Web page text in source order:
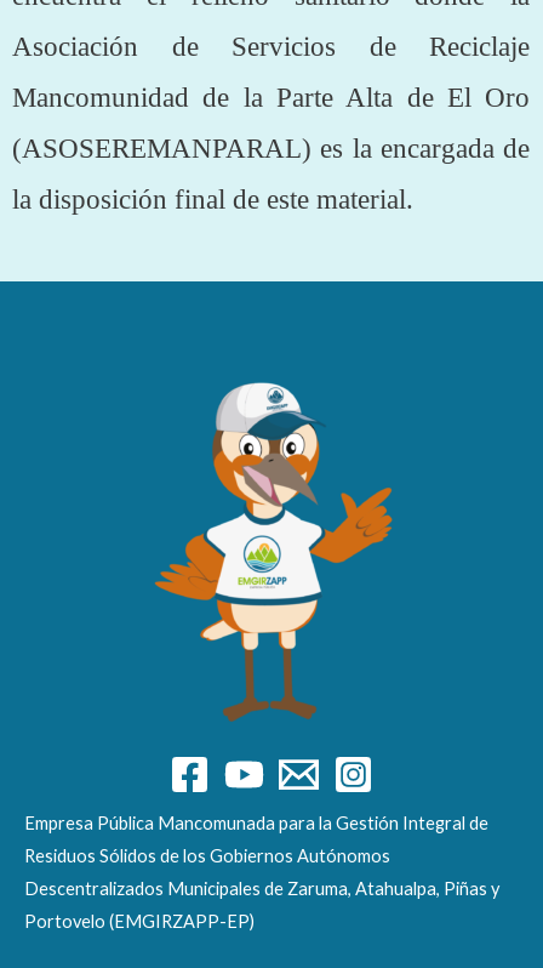
Asociación de Servicios de Reciclaje
Mancomunidad de la Parte Alta de El Oro
(ASOSEREMANPARAL) es la encargada de
la disposición final de este material.
Empresa Pública Mancomunada para la Gestión Integral de
Residuos Sólidos de los Gobiernos Autónomos
Descentralizados Municipales de Zaruma, Atahualpa, Piñas y
Portovelo (EMGIRZAPP-EP)